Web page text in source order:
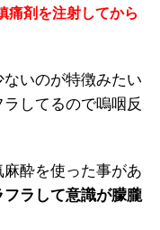
痛剤を注射してから
いのが特徴みたい
してるので嗚咽反
酔を使った事があ
フラして意識が朦朧